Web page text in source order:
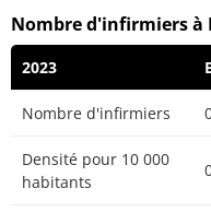
Nombre d'infirmiers à
2023
Nombre d'infirmiers
Densité pour 10 000
habitants